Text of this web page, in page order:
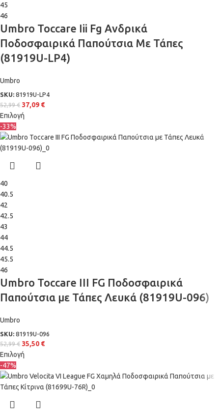
45
46
Umbro Toccare Iii Fg Ανδρικά
Ποδοσφαιρικά Παπούτσια Με Τάπες
(81919U-LP4)
Umbro
SKU: 81919U-LP4
52,99€ 37,09 €
Επιλογή
-33%
40
40.5
42
42.5
43
44
44.5
45.5
46
Umbro Toccare III FG Ποδοσφαιρικά
Παπούτσια με Τάπες Λευκά (81919U-096)
Umbro
SKU: 81919U-096
52,99€ 35,50 €
Επιλογή
-47%